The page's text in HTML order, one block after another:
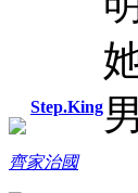
Step.King
齊家治國